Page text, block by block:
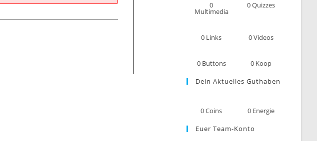
0
Multimedia
0Quizzes
0 Links 0Videos
0 Buttons 0 Koop
Dein Aktuelles Guthaben
0Coins 0 Energie
Euer Team-Konto